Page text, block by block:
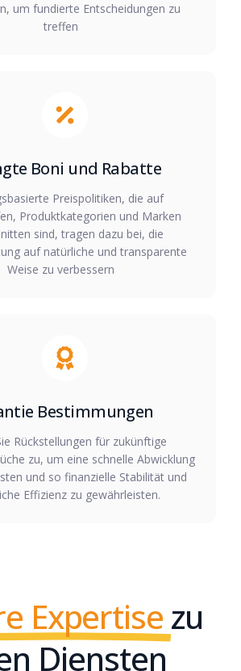
um fundierte Entscheidungen zu
treffen
Boni und Rabatte
Preispolitiken, die auf
Produktkategorien und Marken
sind, tragen dazu bei, die
auf natürliche und transparente
Weise zu verbessern
Bestimmungen
Rückstellungen für zukünftige
zu, um eine schnelle Abwicklung
und so finanzielle Stabilität und
Effizienz zu gewährleisten.
Expertise zu
Diensten